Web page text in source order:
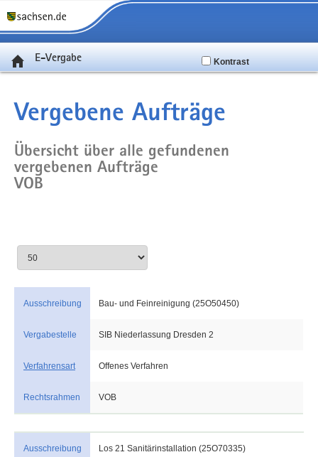
E-Vergabe Kontrast
Vergebene Aufträge
Übersicht über alle gefundenen
vergebenen Aufträge
VOB
Ausschreibung Bau- und Feinreinigung (25O50450)
Vergabestelle SIB Niederlassung Dresden 2
Verfahrensart Offenes Verfahren
Rechtsrahmen VOB
Ausschreibung Los 21 Sanitärinstallation (25O70335)